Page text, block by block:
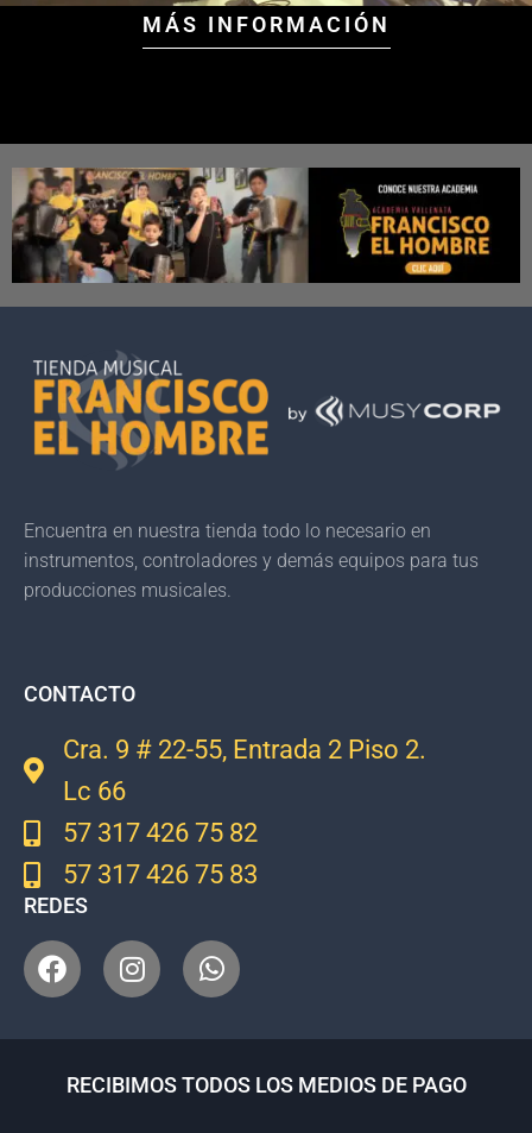
MÁS INFORMACIÓN
Encuentra en nuestra tienda todo lo necesario en
instrumentos, controladores y demás equipos para tus
producciones musicales.
CONTACTO
Cra. 9 # 22-55, Entrada 2 Piso 2.
Lc 66
57 317 426 75 82
57 317 426 75 83
REDES
RECIBIMOS TODOS LOS MEDIOS DE PAGO